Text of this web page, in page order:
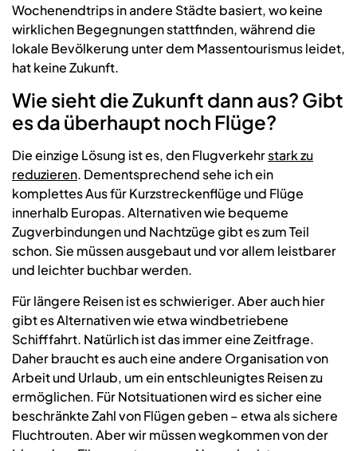
Wochenendtrips in andere Städte basiert, wo keine
wirklichen Begegnungen stattfinden, während die
lokale Bevölkerung unter dem Massentourismus leidet,
hat keine Zukunft.
Wie sieht die Zukunft dann aus? Gibt
es da überhaupt noch Flüge?
Die einzige Lösung ist es, den Flugverkehrstark zu
reduzieren. Dementsprechend sehe ich ein
komplettes Aus für Kurzstreckenflüge und Flüge
innerhalb Europas. Alternativen wie bequeme
Zugverbindungen und Nachtzüge gibt es zum Teil
schon. Sie müssen ausgebaut und vor allem leistbarer
und leichter buchbar werden.
Für längere Reisen ist es schwieriger. Aber auch hier
gibt es Alternativen wie etwa windbetriebene
Schifffahrt. Natürlich ist das immer eine Zeitfrage.
Daher braucht es auch eine andere Organisation von
Arbeit und Urlaub, um ein entschleunigtes Reisen zu
ermöglichen. Für Notsituationen wird es sicher eine
beschränkte Zahl von Flügen geben – etwa als sichere
Fluchtrouten. Aber wir müssen wegkommen von der